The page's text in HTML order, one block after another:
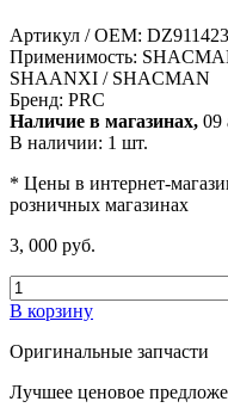
Артикул / OEM:
Применимость:
SHAANXI / SHACMAN
Бренд: PRC
Наличие в магазинах, 09
В наличии: 1 шт.
* Цены в интернет-
розничных магазинах
3, 000 руб.
В корзину
Оригинальные запчасти
Лучшее ценовое